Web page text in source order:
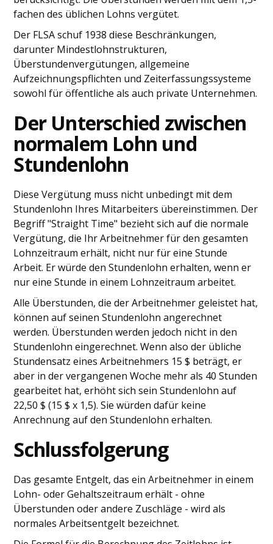
fachen des üblichen Lohns vergütet.
Der FLSA schuf 1938 diese Beschränkungen,
darunter Mindestlohnstrukturen,
Überstundenvergütungen, allgemeine
Aufzeichnungspflichten und Zeiterfassungssysteme
sowohl für öffentliche als auch private Unternehmen.
Der Unterschied zwischen
normalem Lohn und
Stundenlohn
Diese Vergütung muss nicht unbedingt mit dem
Stundenlohn Ihres Mitarbeiters übereinstimmen. Der
Begriff "Straight Time" bezieht sich auf die normale
Vergütung, die Ihr Arbeitnehmer für den gesamten
Lohnzeitraum erhält, nicht nur für eine Stunde
Arbeit. Er würde den Stundenlohn erhalten, wenn er
nur eine Stunde in einem Lohnzeitraum arbeitet.
Alle Überstunden, die der Arbeitnehmer geleistet hat,
können auf seinen Stundenlohn angerechnet
werden. Überstunden werden jedoch nicht in den
Stundenlohn eingerechnet. Wenn also der übliche
Stundensatz eines Arbeitnehmers 15 $ beträgt, er
aber in der vergangenen Woche mehr als 40 Stunden
gearbeitet hat, erhöht sich sein Stundenlohn auf
22,50 $ (15 $ x 1,5). Sie würden dafür keine
Anrechnung auf den Stundenlohn erhalten.
Schlussfolgerung
Das gesamte Entgelt, das ein Arbeitnehmer in einem
Lohn- oder Gehaltszeitraum erhält - ohne
Überstunden oder andere Zuschläge - wird als
normales Arbeitsentgelt bezeichnet.